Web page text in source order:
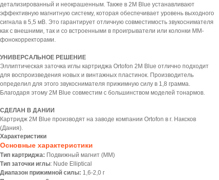
детализированный и неокрашенным. Также в 2M Blue устанавливают
эффективную магнитную систему, которая обеспечивает уровень выходного
сигнала в 5,5 мВ. Это гарантирует отличную совместимость звукоснимателя
как с внешними, так и со встроенными в проигрыватели или колонки MM-
фонокорректорами.
УНИВЕРСАЛЬНОЕ РЕШЕНИЕ
Эллиптическая заточка иглы картриджа Ortofon 2M Blue отлично подходит
для воспроизведения новых и винтажных пластинок. Производитель
определил для этого звукоснимателя прижимную силу в 1,8 грамма.
Благодаря этому 2M Blue совместим с большинством моделей тонармов.
СДЕЛАН В ДАНИИ
Картридж 2M Blue производят на заводе компании Ortofon в г. Наксков
(Дания).
Характеристики
Основные характеристики
Тип картриджа: Подвижный магнит (MМ)
Тип заточки иглы: Nude Elliptical
Диапазон прижимной силы: 1,6-2,0 г